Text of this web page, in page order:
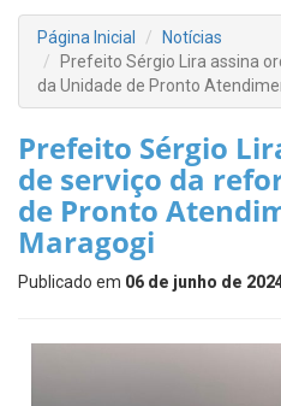
Página Inicial
Notícias
Prefeito Sérgio Lira assina
da Unidade de Pronto
Prefeito Sérgio
de serviço da
de Pronto
Maragogi
Publicado em 06 de junho de